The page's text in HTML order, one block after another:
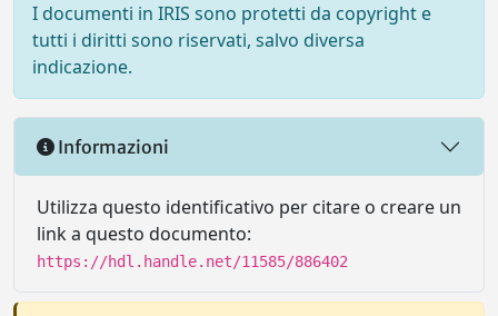
I documenti in IRIS sono protetti da copyright e
tutti i diritti sono riservati, salvo diversa
indicazione.
Informazioni
Utilizza questo identificativo per citare o creare un
link a questo documento:
https://hdl.handle.net/11585/886402